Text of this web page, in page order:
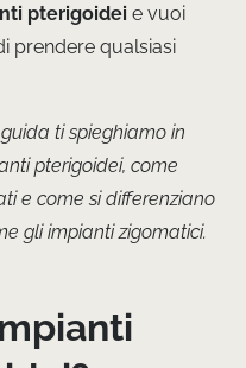
pterigoidei e vuoi
prendere qualsiasi
ti spieghiamo in
pterigoidei, come
e come si differenziano
gli impianti zigomatici.